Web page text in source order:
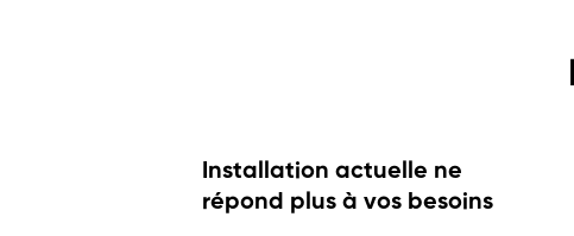
Installation actuelle ne
répond plus à vos besoins